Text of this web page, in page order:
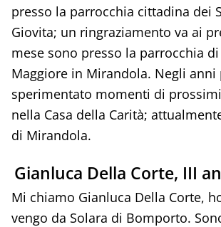
presso la parrocchia cittadina dei
Giovita; un ringraziamento va ai
mese sono presso la parrocchia
Maggiore in Mirandola. Negli anni
sperimentato momenti di
nella Casa della Carità;
di Mirandola.
Gianluca Della Corte, III
Mi chiamo Gianluca Della Corte,
vengo da Solara di Bomporto.